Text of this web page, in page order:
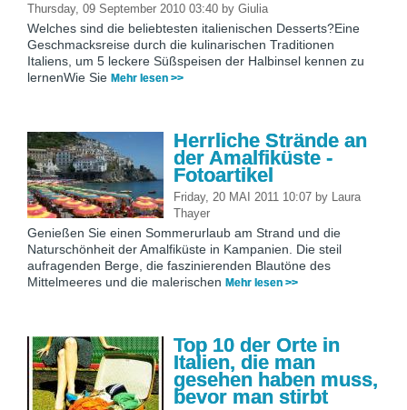
Thursday, 09 September 2010 03:40 by Giulia
Welches sind die beliebtesten italienischen Desserts?Eine
Geschmacksreise durch die kulinarischen Traditionen
Italiens, um 5 leckere Süßspeisen der Halbinsel kennen zu
lernenWie Sie Mehr lesen >>
Herrliche Strände an
der Amalfiküste -
Fotoartikel
Friday, 20 MAI 2011 10:07 by
Laura
Thayer
Genießen Sie einen Sommerurlaub am Strand und die
Naturschönheit der Amalfiküste in Kampanien. Die steil
aufragenden Berge, die faszinierenden Blautöne des
Mittelmeeres und die malerischen Mehr lesen >>
Top 10 der Orte in
Italien, die man
gesehen haben muss,
bevor man stirbt